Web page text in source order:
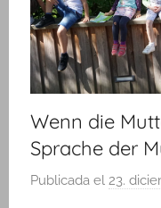
Wenn die
Sprache der
Publicada el 23.